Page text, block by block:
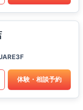
体験・相談予約